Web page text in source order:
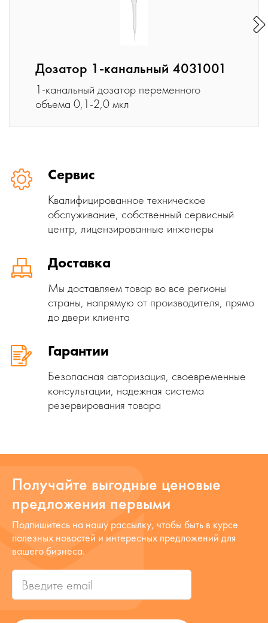
Дозатор 1-канальный 4031001
1-канальный дозатор переменного
объема 0,1-2,0 мкл
Сервис
Квалифицированное техническое
обслуживание, собственный сервисный
центр, лицензированные инженеры
Доставка
Мы доставляем товар во все регионы
страны, напрямую от производителя, прямо
до двери клиента
Гарантии
Безопасная авторизация, своевременные
консультации, надежная система
резервирования товара
Получайте выгодные ценовые
предложения первыми
Подпишитесь на нашу рассылку, чтобы быть в курсе
полезных новостей и интересных предложений для
вашего бизнеса.